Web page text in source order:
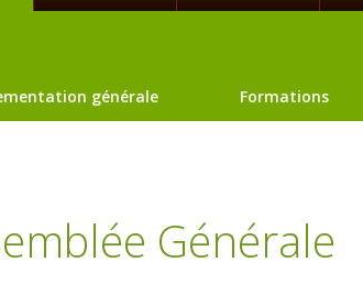
générale Formations
Générale